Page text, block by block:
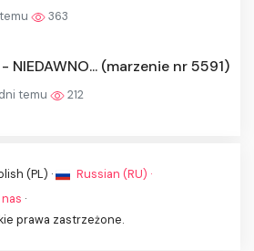
363
NIEDAWNO... (marzenie nr 5591)
temu 212
(PL) ·
Russian (RU) ·
·
prawa zastrzeżone.